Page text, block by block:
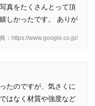
真をたくさんとって頂
しかったです。 ありが
：https://www.google.co.jp/
たのですが、気さくに
はなく材質や強度など